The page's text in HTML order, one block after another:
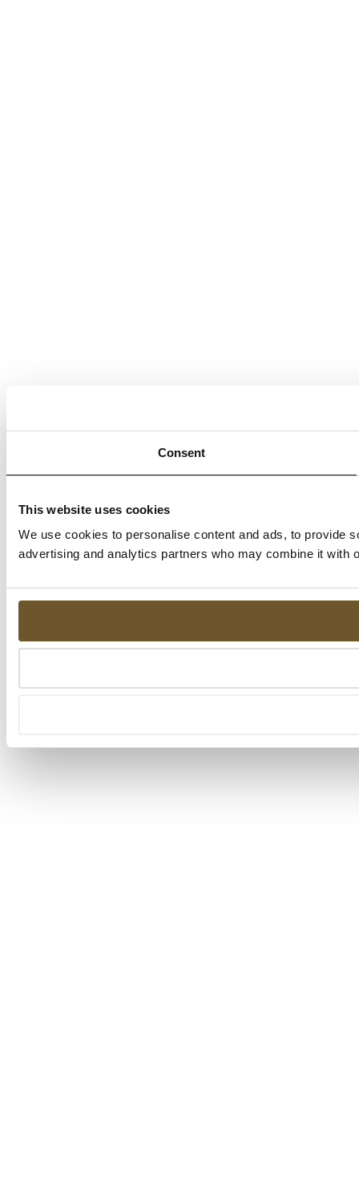
Consent
This website uses cookies
We use cookies to personalise content and ads, to provide
advertising and analytics partners who may combine it with